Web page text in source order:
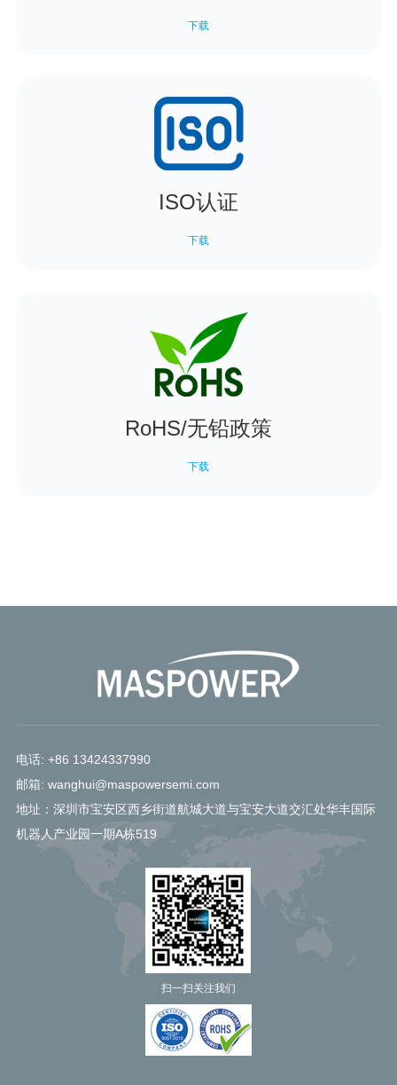
下载
ISO认证
下载
RoHS/无铅政策
下载
电话: +86 13424337990
邮箱: wanghui@maspowersemi.com
地址：深圳市宝安区西乡街道航城大道与宝安大道交汇处华丰国际
机器人产业园一期A栋519
扫一扫关注我们